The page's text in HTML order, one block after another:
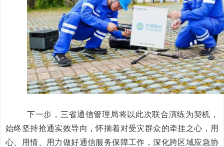
下一步，三省通信管理局将以此次联合演练为契机，
始终坚持抢通实效导向，怀揣着对受灾群众的牵挂之心，用
心、用情、用力做好通信服务保障工作，深化跨区域应急协